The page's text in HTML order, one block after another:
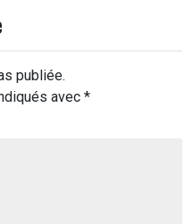
publiée.
avec *